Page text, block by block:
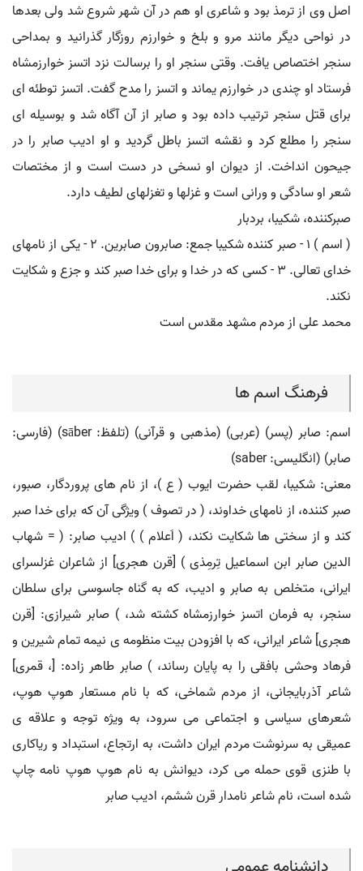
اصل وی از ترمذ بود و شاعری او هم در آن شهر شروع شد ولی بعدها
در نواحی دیگر مانند مرو و بلخ و خوارزم روزگار گذرانید و بمداحی
سنجر اختصاص یافت. وقتی سنجر او را برسالت نزد اتسز خوارزمشاه
فرستاد او چندی در خوارزم یماند و اتسز را مدح گفت. اتسز توطئه ای
برای قتل سنجر ترتیب داده بود و صابر از آن آگاه شد و بوسیله ای
سنجر را مطلع کرد و نقشه اتسز باطل گردید و او ادیب صابر را در
جیحون انداخت. از دیوان او نسخی در دست است و از مختصات
شعر او سادگی و ورانی است و غزلها و تغزلهای لطیف دارد.
صبرکننده، شکیبا، بردبار
( اسم ) ۱ - صبر کننده شکیبا جمع: صابرون صابرین. ۲ - یکی از نامهای
خدای تعالی. ۳ - کسی که در خدا و برای خدا صبر کند و جزع و شکایت
نکند.
محمد علی از مردم مشهد مقدس است
فرهنگ اسم ها
اسم: صابر (پسر) (عربی) (مذهبی و قرآنی) (تلفظ: sāber) (فارسی:
صابر) (انگلیسی: saber)
معنی: شکیبا، لقب حضرت ایوب ( ع )، از نام های پروردگار، صبور،
صبر کننده، از نامهای خداوند، ( در تصوف ) ویژگی آن که برای خدا صبر
کند و از سختی ها شکایت نکند، ( اَعلام ) ) ادیب صابر: ( = شهاب
الدین صابر ابن اسماعیل تِرمِذی ) [قرن هجری] از شاعران غزلسرای
ایرانی، متخلص به صابر و ادیب، که به گناه جاسوسی برای سلطان
سنجر، به فرمان اتسز خوارزمشاه کشته شد، ) صابر شیرازی: [قرن
هجری] شاعر ایرانی، که با افزودن بیت منظومه ی نیمه تمام شیرین و
فرهاد وحشی بافقی را به پایان رساند، ) صابر طاهر زاده: [، قمری]
شاعر آذربایجانی، از مردم شماخی، که با نام مستعار هوپ هوپ،
شعرهای سیاسی و اجتماعی می سرود، به ویژه توجه و علاقه ی
عمیقی به سرنوشت مردم ایران داشت، به ارتجاع، استبداد و ریاکاری
با طنزی قوی حمله می کرد، دیوانش به نام هوپ هوپ نامه چاپ
شده است، نام شاعر نامدار قرن ششم، ادیب صابر